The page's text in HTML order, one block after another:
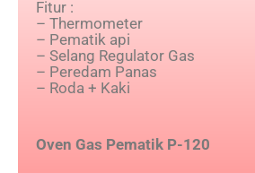
Fitur :
– Thermometer
– Pematik api
– Selang Regulator Gas
– Peredam Panas
– Roda + Kaki
Oven Gas Pematik P-120